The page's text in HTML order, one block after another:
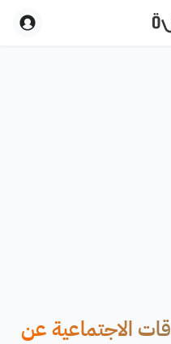
الاجتماعية عن